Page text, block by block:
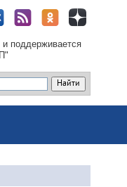
и поддерживается